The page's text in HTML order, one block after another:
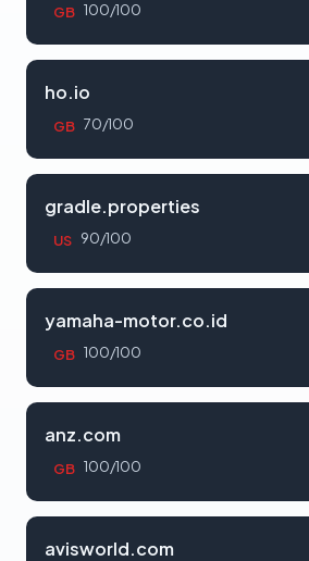
GB 100/100
ho.io
GB 70/100
gradle.properties
US 90/100
yamaha-motor.co.id
GB 100/100
anz.com
GB 100/100
avisworld.com